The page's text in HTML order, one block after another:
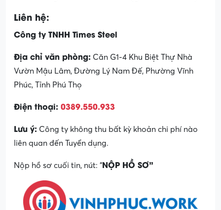
Liên hệ:
Công ty TNHH Times Steel
Địa chỉ văn phòng: Căn G1-4 Khu Biệt Thự Nhà
Vườn Mậu Lâm, Đường Lý Nam Đế, Phường Vĩnh
Phúc, Tỉnh Phú Thọ
Điện thoại: 0389.550.933
Lưu ý: Công ty không thu bất kỳ khoản chi phí nào
liên quan đến Tuyển dụng.
Nộp hồ sơ cuối tin, nút: “NỘP HỒ SƠ”